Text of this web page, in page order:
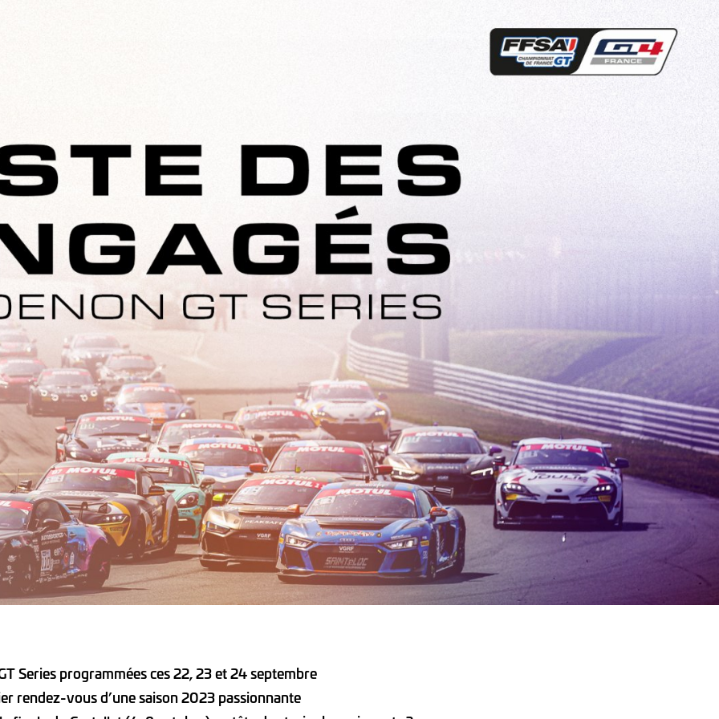
Series programmées ces 22, 23 et 24 septembre
rendez-vous d’une saison 2023 passionnante